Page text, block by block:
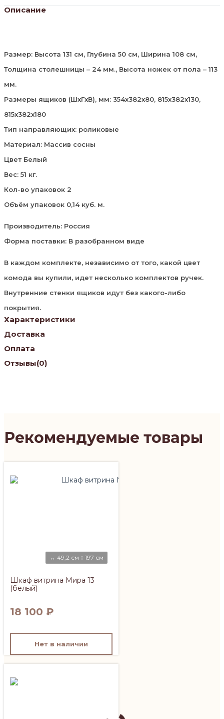
Описание
Размер: Высота 131 см, Глубина 50 см, Ширина 108 см,
Толщина столешницы – 24 мм., Высота ножек от пола – 113
мм.
Размеры ящиков (ШxГxВ), мм: 354х382х80, 815х382х130,
815х382х180
Тип направляющих: роликовые
Материал: Массив сосны
Цвет Белый
Вес: 51 кг.
Кол-во упаковок 2
Объём упаковок 0,14 куб. м.
Производитель: Россия
Форма поставки: В разобранном виде
В каждом комплекте, независимо от того, какой цвет
комода вы купили, идет несколько комплектов ручек.
Внутренние стенки ящиков идут без какого-либо
покрытия.
Характеристики
Доставка
Оплата
Отзывы(0)
Рекомендуемые товары
↔ 49,2 см ↕ 197 см
Шкаф витрина Мира 13
(белый)
18 100 ₽
Нет в наличии